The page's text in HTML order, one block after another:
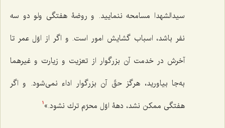
سيدالشهدا مسامحه ننماييد. و روضۀ هفتگى ولو دو سه
نفر باشد، اسباب گشايش امور است. و اگر از اوّل عمر تا
آخرش در خدمت آن بزرگوار از تعزيت و زيارت و غيرهما
به‌جا بياوريد، هرگز حقّ آن بزرگوار اداء نمى‌شود. و اگر
هفتگى ممكن نشد، دهۀ اوّل محرّم ترك نشود.» 1